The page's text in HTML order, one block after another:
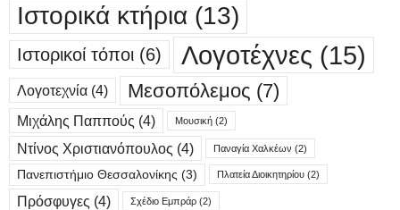
Ιστορικά κτήρια (13)
Ιστορικοί τόποι (6) Λογοτέχνες (15)
Λογοτεχνία (4) Μεσοπόλεμος (7)
Μιχάλης Παππούς (4) Μουσική (2)
Ντίνος Χριστιανόπουλος (4) Παναγία Χαλκέων (2)
Πανεπιστήμιο Θεσσαλονίκης (3) Πλατεία Διοικητηρίου (2)
Πρόσφυγες (4) Σχέδιο Εμπράρ (2)